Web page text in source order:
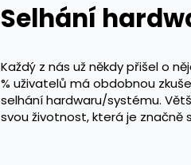
Selhání
Každý z nás už někdy přišel o
% uživatelů má obdobnou
selhání hardwaru/systému.
svou životnost, která je značně